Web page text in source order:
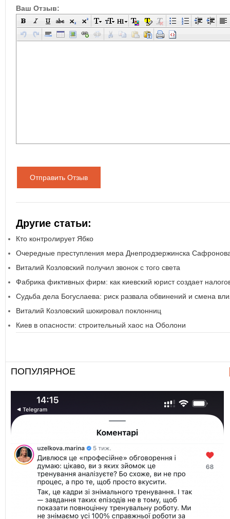
Ваш Отзыв:
Отправить Отзыв
Другие статьи:
Кто контролирует Ябко
Очередные преступления мера Днепродзержинска
Виталий Козловский получил звонок с того света
Фабрика фиктивных фирм: как киевский юрист создает
Судьба дела Богуслаева: риск развала обвинений и смена
Виталий Козловский шокировал поклонниц
Киев в опасности: строительный хаос на Оболони
ПОПУЛЯРНОЕ